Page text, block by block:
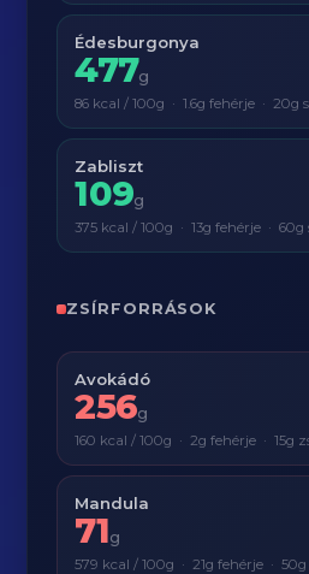
Édesburgonya
477g
86 kcal / 100g · 1.6g fehérje · 20g
Zabliszt
109g
375 kcal / 100g · 13g fehérje ·
ZSÍRFORRÁSOK
Avokádó
256g
160 kcal / 100g · 2g fehérje · 15g
Mandula
71g
579 kcal / 100g · 21g fehérje · 50g